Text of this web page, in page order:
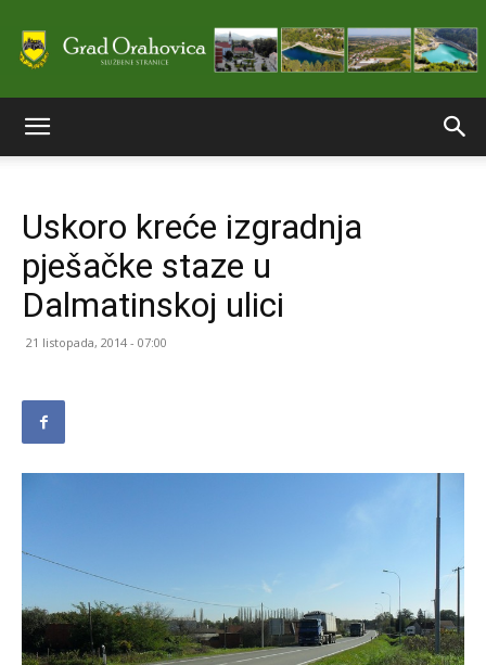
stranice
Grada
Uskoro kreće izgradnja
pješačke staze u
Dalmatinskoj ulici
21 listopada, 2014 - 07:00